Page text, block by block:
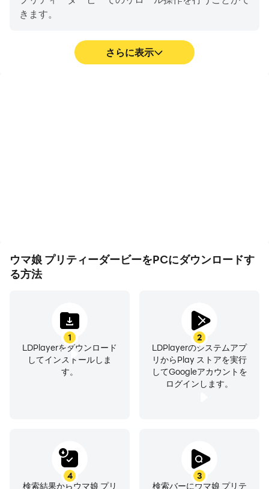
きます。
さらに表示
ウマ娘 プリティーダービーをPCにダウンロードす
る方法
1
LDPlayerをダウンロード
してインストールしま
す。
2
LDPlayerのシステムアプ
リからPlay ストアを実行
してGoogleアカウントを
ログインします。
3
検索バーにウマ娘 プリテ
4
検索結果からウマ娘 プリ